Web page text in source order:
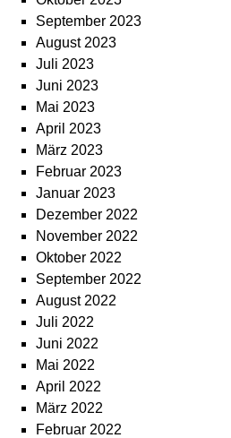
September 2023
August 2023
Juli 2023
Juni 2023
Mai 2023
April 2023
März 2023
Februar 2023
Januar 2023
Dezember 2022
November 2022
Oktober 2022
September 2022
August 2022
Juli 2022
Juni 2022
Mai 2022
April 2022
März 2022
Februar 2022